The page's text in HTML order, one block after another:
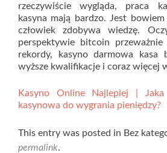
rzeczywiście wygląda, praca
kasyna mają bardzo. Jest
człowiek zdobywa wiedzę.
perspektywie bitcoin
rekordy, kasyno darmowa kasa
wyższe kwalifikacje i coraz więcej
Kasyno Online Najlepiej |
kasynowa do wygrania pieniędzy?
This entry was posted in Bez
permalink.